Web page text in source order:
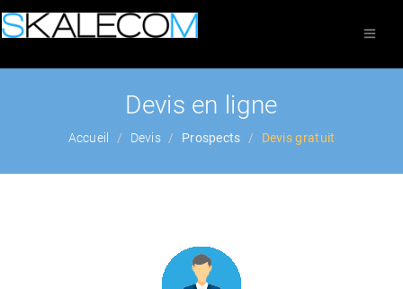
Devis en ligne
Accueil Devis Prospects Devis gratuit